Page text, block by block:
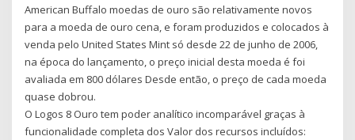
American Buffalo moedas de ouro são relativamente novos
para a moeda de ouro cena, e foram produzidos e colocados à
venda pelo United States Mint só desde 22 de junho de 2006,
na época do lançamento, o preço inicial desta moeda é foi
avaliada em 800 dólares Desde então, o preço de cada moeda
quase dobrou.
O Logos 8 Ouro tem poder analítico incomparável graças à
funcionalidade completa dos Valor dos recursos incluídos: